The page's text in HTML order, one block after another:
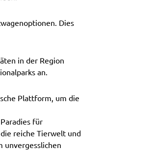
Dies
in der Region
an.
Plattform, um die
für
reiche Tierwelt und
unvergesslichen